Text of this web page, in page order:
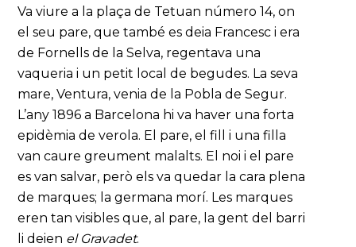
Va viure a la plaça de Tetuan número 14, on
el seu pare, que també es deia Francesc i era
de Fornells de la Selva, regentava una
vaqueria i un petit local de begudes. La seva
mare, Ventura, venia de la Pobla de Segur.
L’any 1896 a Barcelona hi va haver una forta
epidèmia de verola. El pare, el fill i una filla
van caure greument malalts. El noi i el pare
es van salvar, però els va quedar la cara plena
de marques; la germana morí. Les marques
eren tan visibles que, al pare, la gent del barri
li deien el Gravadet.